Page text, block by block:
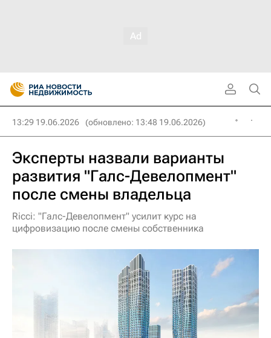
13:29 19.06.2026 (обновлено: 13:48 19.06.2026)
Эксперты назвали варианты
развития "Галс-Девелопмент"
после смены владельца
Ricci: "Галс-Девелопмент" усилит курс на
цифровизацию после смены собственника